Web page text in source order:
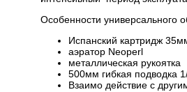
Особенности универсального
Испанский картридж
аэратор Neoperl
металлическая рукоятка
500мм гибкая подводка
Взаимо действие с